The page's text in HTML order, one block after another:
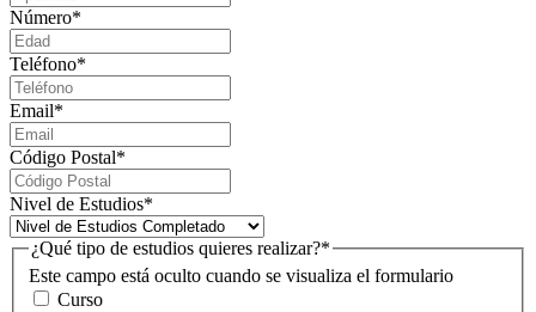
Número*
Teléfono*
Email*
Código Postal*
Nivel de Estudios*
Este campo está oculto cuando se visualiza el formulario
¿Qué tipo de estudios quieres realizar?*
Curso